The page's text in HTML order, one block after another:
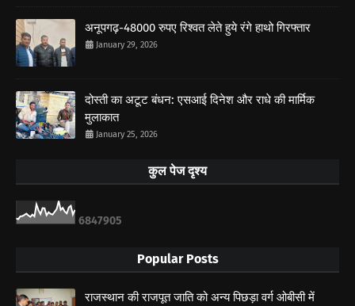
अनूपगढ़-48000 रुपए रिश्वत लेते हुये रंगे हाथो गिरफ्तार
January 29, 2026
दोस्ती का अटूट बंधन: एसआई दिनेश और राधे की मार्मिक
मुलाकात
January 25, 2026
कुल पेज दृश्य
6847905
Popular Posts
राजस्थान की राजपूत जाति को अन्य पिछड़ा वर्ग ओबीसी में